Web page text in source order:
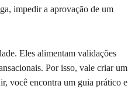
impedir a aprovação de um
Eles alimentam validações
Por isso, vale criar um
você encontra um guia prático e